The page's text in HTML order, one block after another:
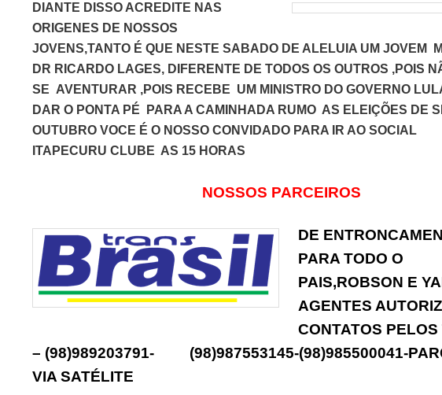
DIANTE DISSO ACREDITE NAS
ORIGENES DE NOSSOS
JOVENS,TANTO É QUE NESTE SABADO DE ALELUIA UM JOVEM
DR RICARDO LAGES, DIFERENTE DE TODOS OS OUTROS ,POIS
SE AVENTURAR ,POIS RECEBE UM MINISTRO DO GOVERNO
DAR O PONTA PÉ PARA A CAMINHADA RUMO AS ELEIÇÕES DE
OUTUBRO VOCE É O NOSSO CONVIDADO PARA IR AO SOCIAL
ITAPECURU CLUBE AS 15 HORAS
NOSSOS PARCEIROS
DE
PARA TODO O
PAIS,ROBSON E
AGENTES
CONTATOS PELOS
– (98)989203791- (98)987553145-(98)985500041-
VIA SATÉLITE